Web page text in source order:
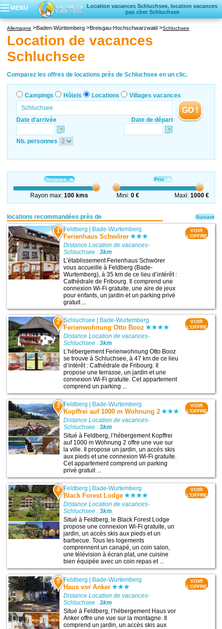
MENU
Location vacances Schluchsee, location vacances
pas cher Schluchsee
Locations vacances
Villages vacances
Allemagne Baden-Württemberg Breisgau-Hochschwarzwald Schluchsee
Location de vacances
Schluchsee
Comparez les offres de locations près de Schluchsee en un clic.
Campings Hôtels Locations Villages vacances
Date d'arrivée Date de départ
GO !
Nb. personnes
Distance
Rayon max:100 kms
Prix
Mini:0 € Maxi: 1000 €
locations recommandées près de
1 Feldberg | Bade-Wurtemberg
Ferienhaus Schwörer
Distance Location de vacances-
Schluchsee :3km
L’établissement Ferienhaus Schwörer
vous accueille à Feldberg (Bade-
Wurtemberg), à 35 km de ce lieu d’intérêt :
Cathédrale de Fribourg. Il comprend une
connexion Wi-Fi gratuite, une aire de jeux
pour enfants, un jardin et un parking privé
gratuit ...
VOIR
L'OFFRE
2 Schluchsee Bade-Wurtemberg
Ferienwohnung Otto Booz
Distance Location de vacances-
Schluchsee :3km
L’hébergement Ferienwohnung Otto Booz
se trouve à Schluchsee, à 47 km de ce lieu
d’intérêt : Cathédrale de Fribourg. Il
propose une terrasse, un jardin et une
connexion Wi-Fi gratuite. Cet appartement
comprend un parking ...
VOIR
L'OFFRE
3 Feldberg Bade-Wurtemberg
Kopffrei auf 1000 m Wohnung 2
Distance Location de vacances-
Schluchsee :3km
Situé à Feldberg, l’hébergement Kopffrei
auf 1000 m Wohnung 2 offre une vue sur
la ville. Il propose un jardin, un accès skis
aux pieds et une connexion Wi-Fi gratuite.
Cet appartement comprend un parking
privé gratuit ...
VOIR
L'OFFRE
4 Feldberg Bade-Wurtemberg
Black Forest Lodge
Distance Location de vacances-
Schluchsee :3km
Situé à Feldberg, le Black Forest Lodge
propose une connexion Wi-Fi gratuite, un
jardin, un accès skis aux pieds et un
barbecue. Tous les logements
comprennent un canapé, un coin salon,
une télévision à écran plat, une cuisine
bien équipée avec un coin repas et ...
VOIR
L'OFFRE
5 Feldberg | Bade-Wurtemberg
Haus vor Anker
Distance Location de vacances-
Schluchsee :3km
Situé à Feldberg, l’hébergement Haus vor
Anker offre une vue sur la montagne. Il
comprend un jardin, un accès skis aux
VOIR
L'OFFRE
Suivant